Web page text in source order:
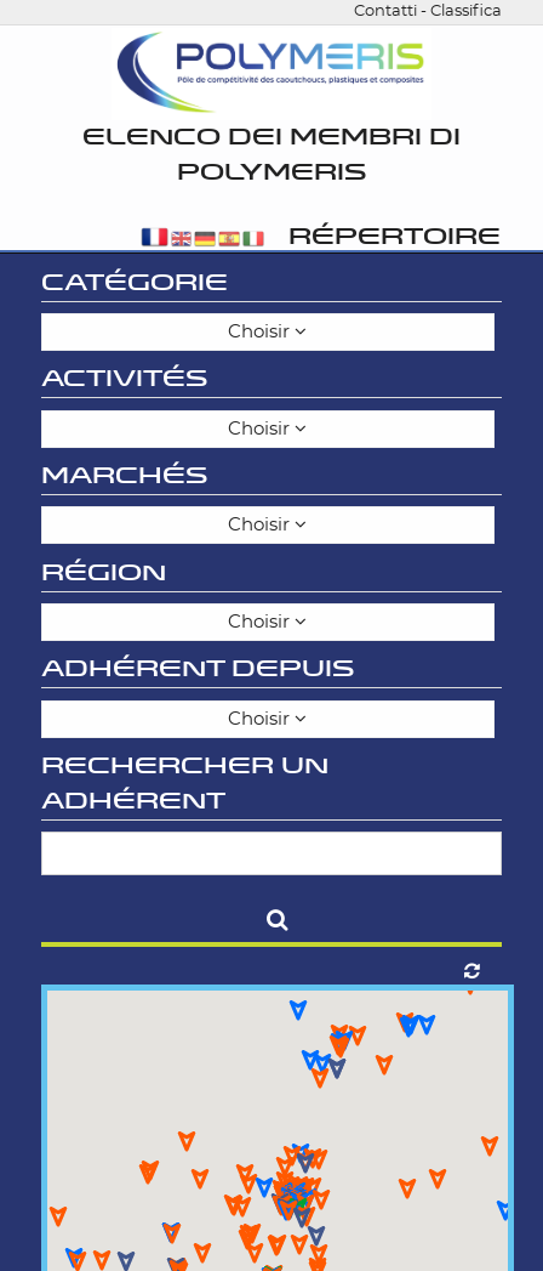
Contatti -Classifica
ELENCO DEI MEMBRI DI
POLYMERIS
RÉPERTOIRE
CATÉGORIE
Choisir
ACTIVITÉS
Choisir
MARCHÉS
Choisir
RÉGION
Choisir
ADHÉRENT DEPUIS
Choisir
RECHERCHER UN
ADHÉRENT